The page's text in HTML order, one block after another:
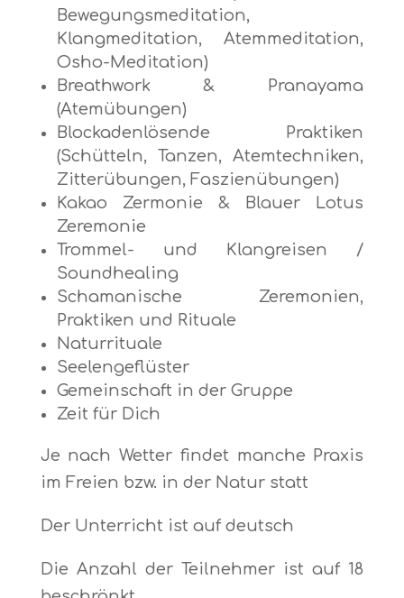
Bewegungsmeditation,
Klangmeditation, Atemmeditation,
Osho-Meditation)
Breathwork & Pranayama
(Atemübungen)
Blockadenlösende Praktiken
(Schütteln, Tanzen, Atemtechniken,
Zitterübungen, Faszienübungen)
Kakao Zermonie & Blauer Lotus
Zeremonie
Trommel- und Klangreisen /
Soundhealing
Schamanische Zeremonien,
Praktiken und Rituale
Naturrituale
Seelengeflüster
Gemeinschaft in der Gruppe
Zeit für Dich
Je nach Wetter findet manche Praxis
im Freien bzw. in der Natur statt
Der Unterricht ist auf deutsch
Die Anzahl der Teilnehmer ist auf 18